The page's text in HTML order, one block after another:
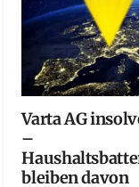
Varta AG
–
bleiben davon